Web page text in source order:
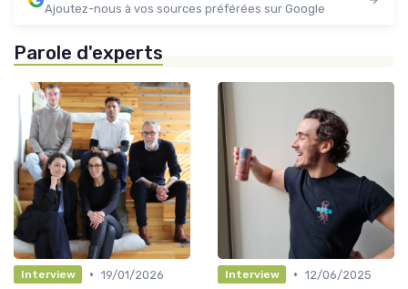
Ajoutez-nous à vos sources préférées sur Google
Parole d'experts
Interview • 19/01/2026
Interview • 12/06/2025